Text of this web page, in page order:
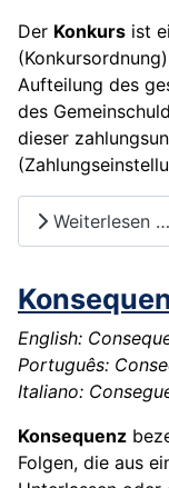
Der Konkurs ist
Aufteilung des
des
dieser
Weiterlesen …
English:
Português:
Italiano:
Konsequenz
Folgen, die aus